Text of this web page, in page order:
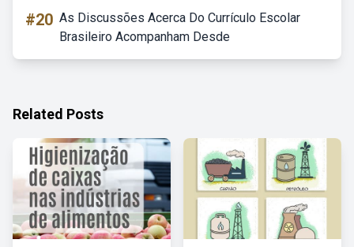
#20 As Discussões Acerca Do Currículo Escolar
Brasileiro Acompanham Desde
Related Posts